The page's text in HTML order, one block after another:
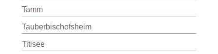
Tamm
Tauberbischofsheim
Titisee